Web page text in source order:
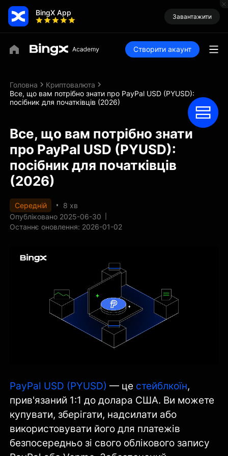
BingX App Завантажити
Створити акаунт
Головна
Криптовалюта
Все, що вам потрібно знати про PayPal USD (PYUSD):
посібник для початківців (2026)
Все, що вам потрібно знати
про PayPal USD (PYUSD):
посібник для початківців
(2026)
Середній
8 хв
Опубліковано 2025-06-30
Останнє оновлення: 2026-01-02
PayPal USD (PYUSD) — це стейблкоїн,
прив'язаний 1:1 до долара США. Ви можете
купувати, зберігати, надсилати або
використовувати його для платежів
безпосередньо зі свого облікового запису